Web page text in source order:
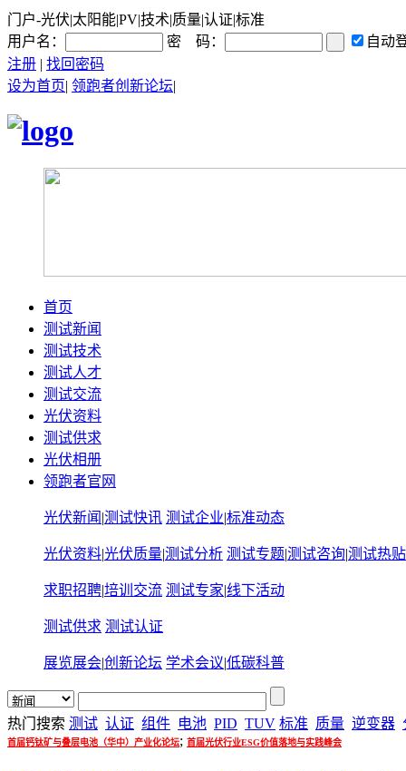
门户-光伏|太阳能|PV|技术|质量|认证|标准
用户名：
密 码：
自动
注册 | 找回密码
设为首页| 领跑者创新论坛|
首页
测试新闻
测试技术
测试人才
测试交流
光伏资料
测试供求
光伏相册
领跑者官网
光伏新闻 |测试快讯 测试企业|标准动态
光伏资料|光伏质量|测试分析 测试专题|测试咨询|测试热贴
求职招聘|培训交流 测试专家|线下活动
测试供求 测试认证
展览展会|创新论坛 学术会议|低碳科普
热门搜索 测试 认证 组件 电池 PID TUV 标准 质量 逆变器
首届钙钛矿与叠层电池（华中）产业化论坛; 首届光伏行业ESG价值落地与实践峰会